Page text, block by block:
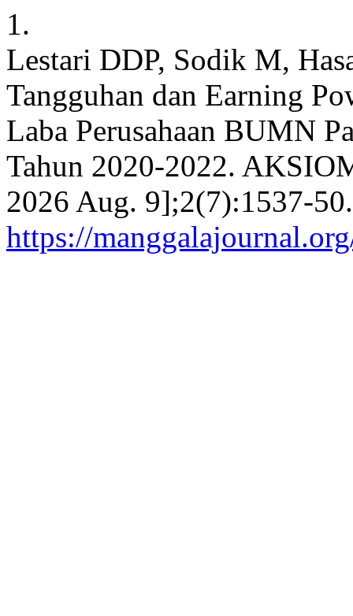
1.
Lestari DDP, Sodik M,
Tangguhan dan Earning
Laba Perusahaan BUMN
Tahun 2020-2022.
2026 Aug. 9];2(7):1537-
https://